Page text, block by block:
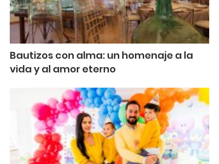
Bautizos con alma: un homenaje a la
vida y al amor eterno